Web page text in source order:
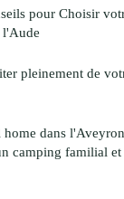
pour Choisir
pleinement de
dans
camping familial